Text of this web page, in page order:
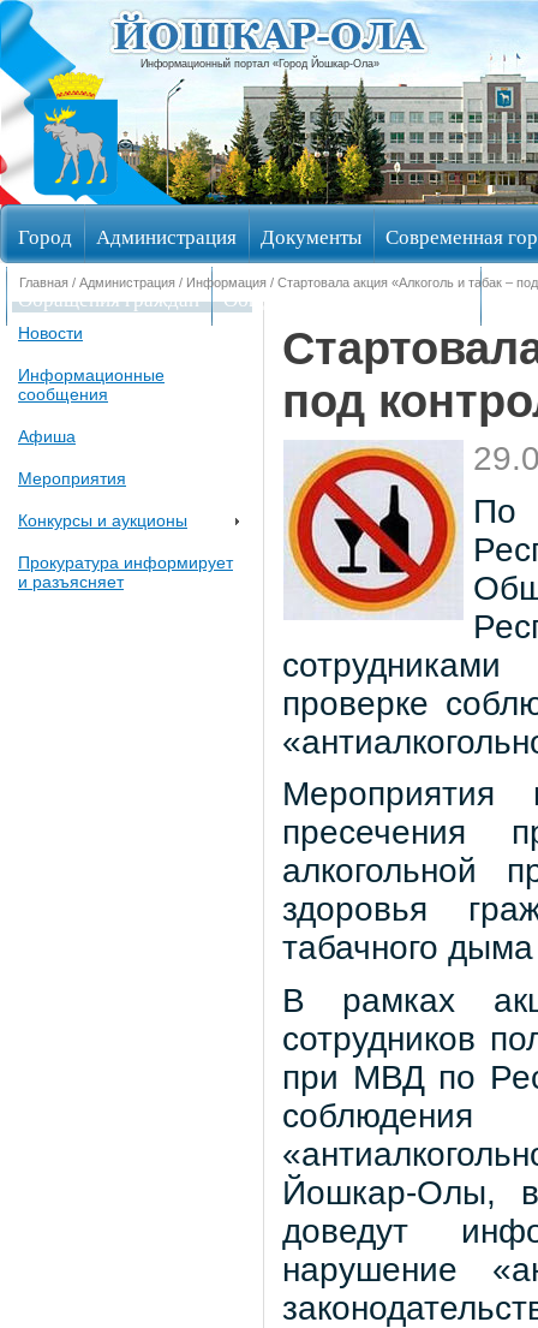
Информационный портал «Город Йошкар-Ола»
Город Администрация Документы Современная
Обращения граждан Общественные обсуждения
Главная / Администрация / Информация / Стартовала акция «Алкоголь и табак –
Новости
Информационные
сообщения
Афиша
Мероприятия
Конкурсы и аукционы
Прокуратура информирует
и разъясняет
под
По
проверке
пресечения
алкогольной
здоровья
табачного
В рамках
сотрудников
при МВД по
соблюдения
Йошкар-Олы,
доведут
нарушение